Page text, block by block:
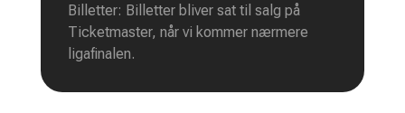
Billetter: Billetter bliver sat til salg på
Ticketmaster, når vi kommer nærmere
ligafinalen.